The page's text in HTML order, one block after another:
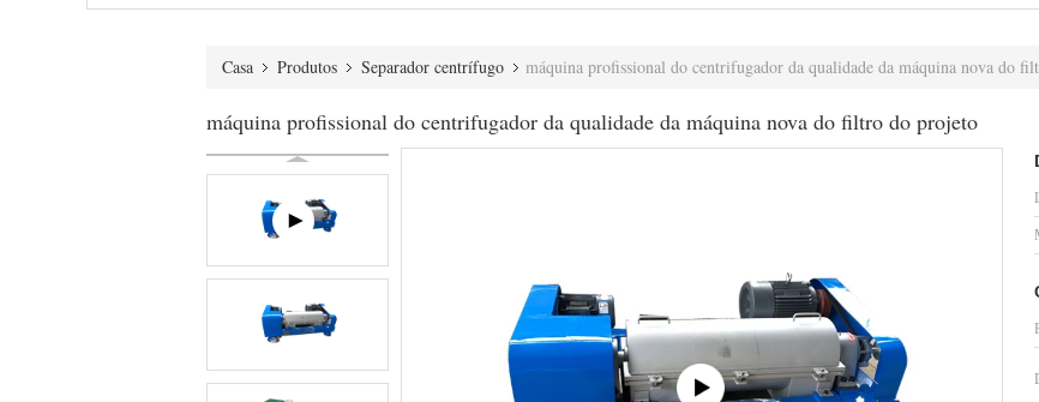
Casa Produtos Separador centrífugo máquina profissional do centrifugador da qualidade da máquina nova do
máquina profissional do centrifugador da qualidade da máquina nova do filtro do projeto